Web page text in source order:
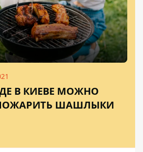
В КИЕВЕ МОЖНО
ШАШЛЫКИ